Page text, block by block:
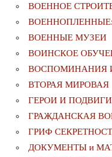
ВОЕННОЕ
ВОЕННЫЕ МУЗЕИ
ВОИНСКОЕ
ВОСПОМИНАНИЯ
ВТОРАЯ МИРОВАЯ
ГЕРОИ И ПОДВИГИ
ГРАЖДАНСКАЯ
ГРИФ
ДОКУМЕНТЫ и